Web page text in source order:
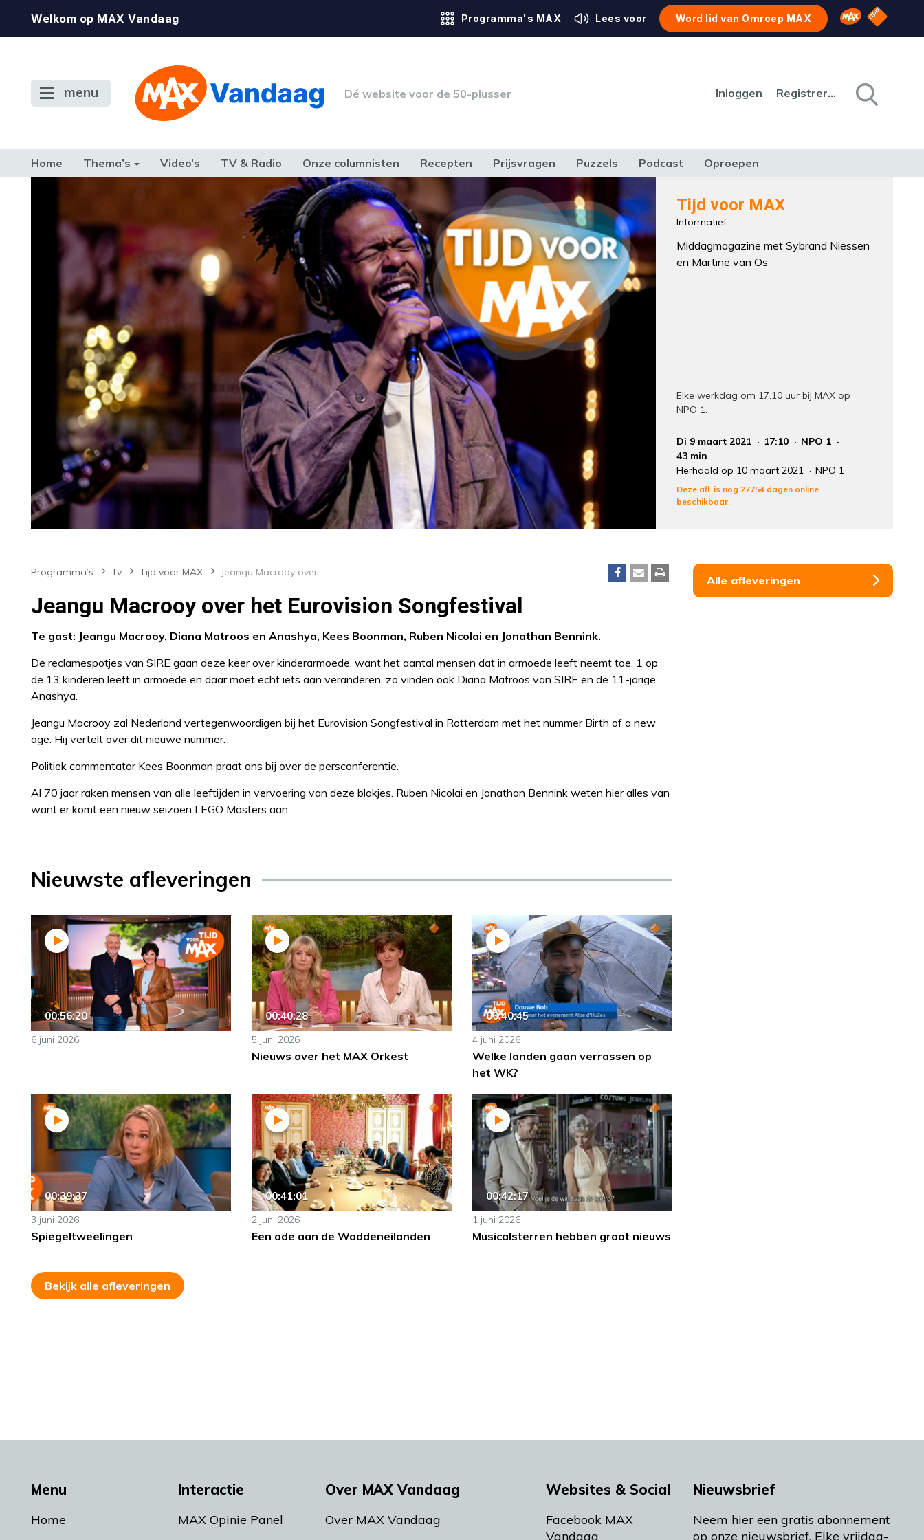
Welkom op MAX Vandaag Programma's MAX Lees voor Word lid van Omroep MAX Omroep MAX
NPO
menu Dé website voor de 50-plusser Inloggen Registreren
Home Thema’s Video’s TV & Radio Onze columnisten Recepten Prijsvragen Puzzels Podcast Oproepen
GELD, WERK & RECHT GEZONDHEID & SPORT HUIS, TUIN & HOBBY
Tijd voor MAX
Informatief
Middagmagazine met Sybrand Niessen
en Martine van Os
Elke werkdag om 17.10 uur bij MAX op
NPO 1.
Di 9 maart 2021 17:10
NPO 1
43 min
Herhaald op 10 maart 2021
NPO 1
Deze afl. is nog 27754 dagen online
beschikbaar.
Programma’s Tv Tijd voor MAX Jeangu Macrooy over het Eurovision Songfestival
Jeangu Macrooy over het Eurovision Songfestival
Te gast: Jeangu Macrooy, Diana Matroos en Anashya, Kees Boonman, Ruben Nicolai en Jonathan Bennink.
De reclamespotjes van SIRE gaan deze keer over kinderarmoede, want het aantal mensen dat in armoede leeft neemt toe. 1 op
de 13 kinderen leeft in armoede en daar moet echt iets aan veranderen, zo vinden ook Diana Matroos van SIRE en de 11-jarige
Anashya.
Jeangu Macrooy zal Nederland vertegenwoordigen bij het Eurovision Songfestival in Rotterdam met het nummer Birth of a new
age. Hij vertelt over dit nieuwe nummer.
Politiek commentator Kees Boonman praat ons bij over de persconferentie.
Al 70 jaar raken mensen van alle leeftijden in vervoering van deze blokjes. Ruben Nicolai en Jonathan Bennink weten hier alles van
want er komt een nieuw seizoen LEGO Masters aan.
Nieuwste afleveringen
00:56:20
6 juni 2026
00:40:28
5 juni 2026
Nieuws over het MAX Orkest
00:40:45
4 juni 2026
Welke landen gaan verrassen op
het WK?
00:39:37
3 juni 2026
Spiegeltweelingen
00:41:01
2 juni 2026
Een ode aan de Waddeneilanden
00:42:17
1 juni 2026
Musicalsterren hebben groot nieuws
Bekijk alle afleveringen
Alle afleveringen
Menu
Home
Interactie
MAX Opinie Panel
Over MAX Vandaag
Over MAX Vandaag
Websites & Social
Facebook MAX
Vandaag
Nieuwsbrief
Neem hier een gratis abonnement
op onze nieuwsbrief. Elke vrijdag-